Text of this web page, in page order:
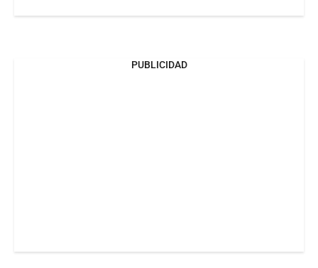
PUBLICIDAD